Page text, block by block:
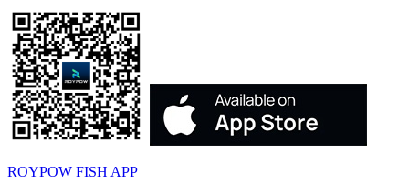
ROYPOW FISH APP